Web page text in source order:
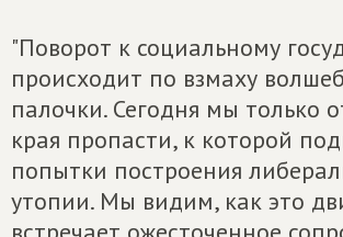
"Поворот к социальному
происходит по взмаху
палочки. Сегодня мы только
края пропасти, к которой
попытки построения
утопии. Мы видим, как это